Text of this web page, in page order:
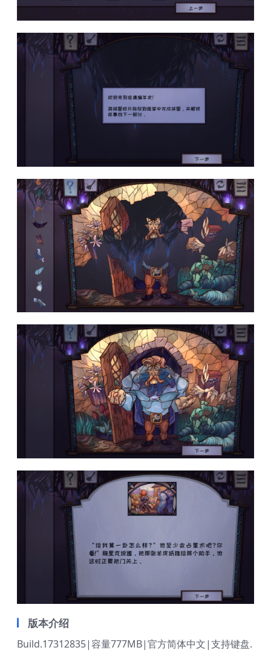
版本介绍
Build.17312835|容量777MB|官方简体中文|支持键盘.